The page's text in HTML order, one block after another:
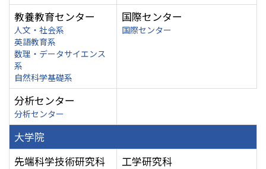
教養教育センター
人文・社会系
英語教育系
数理・データサイエンス
系
自然科学基礎系
国際センター
国際センター
分析センター
分析センター
大学院
先端科学技術研究科
工学研究科